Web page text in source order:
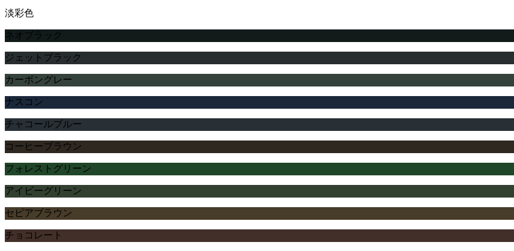
淡彩色
ネオブラック
ジェットブラック
カーボングレー
ナスコン
チャコールブルー
コーヒーブラウン
フォレストグリーン
アイビーグリーン
セピアブラウン
チョコレート